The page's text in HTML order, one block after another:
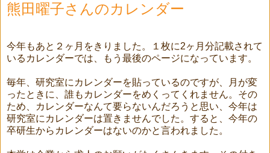
熊田曜子さんのカレンダー
今年もあと２ヶ月をきりました。１枚に2ヶ月分記載されて
いるカレンダーでは、もう最後のページになっています。
毎年、研究室にカレンダーを貼っているのですが、月が変
ったときに、誰もカレンダーをめくってくれません。その
ため、カレンダーなんて要らないんだろうと思い、今年は
研究室にカレンダーは置きませんでした。すると、今年の
卒研生からカレンダーはないのかと言われました。